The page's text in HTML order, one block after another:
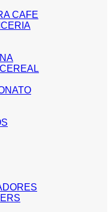
CAFE